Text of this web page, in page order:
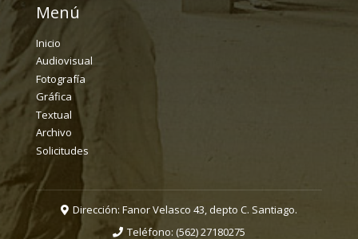
Menú
Inicio
Audiovisual
Fotografía
Gráfica
Textual
Archivo
Solicitudes
Dirección: Fanor Velasco 43, depto C. Santiago.
Teléfono: (562) 27180275